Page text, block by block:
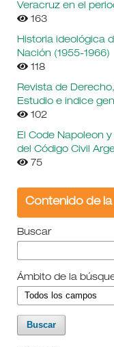
Veracruz en el
163
Historia ideológica
Nación (1955-1966)
118
Revista de
Estudio e indice
102
El Code Napoleon
del Código Civil
75
Contenido de la
Buscar
Ámbito de la